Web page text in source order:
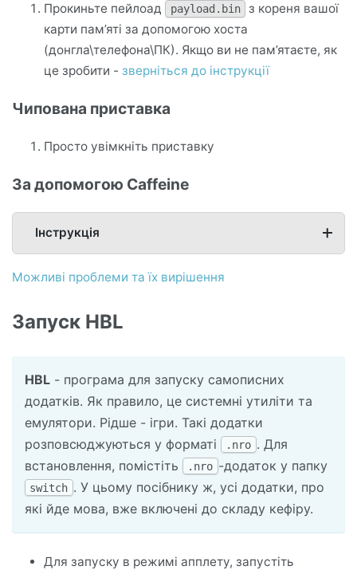
Прокиньте пейлоад payload.bin
з кореня вашої
карти пам’яті за допомогою хоста
(донгла\телефона\ПК). Якщо ви не пам’ятаєте, як
це зробити -зверніться до інструкції
Чипована приставка
Просто увімкніть приставку
За допомогою Caffeine
Інструкція
Можливі проблеми та їх вирішення
Запуск HBL
HBL - програма для запуску самописних
додатків. Як правило, це системні утиліти та
емулятори. Рідше - ігри. Такі додатки
розповсюджуються у форматі .nro . Для
встановлення, помістіть .nro -додаток у папку
switch . У цьому посібнику ж, усі додатки, про
які йде мова, вже включені до складу кефіру.
Для запуску в режимі апплету, запустіть